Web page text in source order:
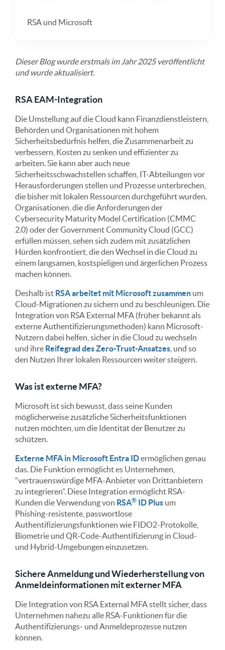
RSA und Microsoft
Dieser Blog wurde erstmals im Jahr 2025 veröffentlicht
und wurde aktualisiert.
RSA EAM-Integration
Die Umstellung auf die Cloud kann Finanzdienstleistern,
Behörden und Organisationen mit hohem
Sicherheitsbedürfnis helfen, die Zusammenarbeit zu
verbessern, Kosten zu senken und effizienter zu
arbeiten. Sie kann aber auch neue
Sicherheitsschwachstellen schaffen, IT-Abteilungen vor
Herausforderungen stellen und Prozesse unterbrechen,
die bisher mit lokalen Ressourcen durchgeführt wurden.
Organisationen, die die Anforderungen der
Cybersecurity Maturity Model Certification (CMMC
2.0) oder der Government Community Cloud (GCC)
erfüllen müssen, sehen sich zudem mit zusätzlichen
Hürden konfrontiert, die den Wechsel in die Cloud zu
einem langsamen, kostspieligen und ärgerlichen Prozess
machen können.
Deshalb ist RSA arbeitet mit Microsoft zusammen um
Cloud-Migrationen zu sichern und zu beschleunigen. Die
Integration von RSA External MFA (früher bekannt als
externe Authentifizierungsmethoden) kann Microsoft-
Nutzern dabei helfen, sicher in die Cloud zu wechseln
und ihre Reifegrad des Zero-Trust-Ansatzes , und so
den Nutzen Ihrer lokalen Ressourcen weiter steigern.
Was ist externe MFA?
Microsoft ist sich bewusst, dass seine Kunden
möglicherweise zusätzliche Sicherheitsfunktionen
nutzen möchten, um die Identität der Benutzer zu
schützen.
Externe MFA in Microsoft Entra IDermöglichen genau
das. Die Funktion ermöglicht es Unternehmen,
“vertrauenswürdige MFA-Anbieter von Drittanbietern
zu integrieren”. Diese Integration ermöglicht RSA-
Kunden die Verwendung von RSA® ID Plus um
Phishing-resistente, passwortlose
Authentifizierungsfunktionen wie FIDO2-Protokolle,
Biometrie und QR-Code-Authentifizierung in Cloud-
und Hybrid-Umgebungen einzusetzen.
Sichere Anmeldung und Wiederherstellung von
Anmeldeinformationen mit externer MFA
Die Integration von RSA External MFA stellt sicher, dass
Unternehmen nahezu alle RSA-Funktionen für die
Authentifizierungs- und Anmeldeprozesse nutzen
können.